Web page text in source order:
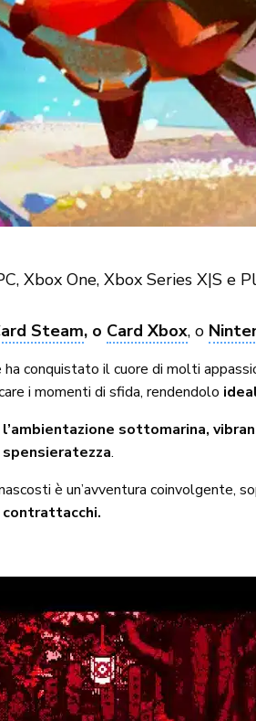
Xbox One, Xbox Series X|S e
Steam, o Card Xbox, o
ha conquistato il cuore di molti
i momenti di sfida, rendendolo
l’ambientazione sottomarina,
.
è un’avventura coinvolgente,